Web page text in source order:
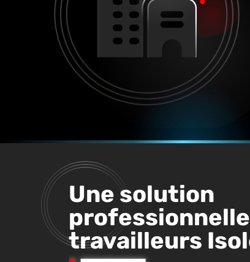
Une solution
travailleurs